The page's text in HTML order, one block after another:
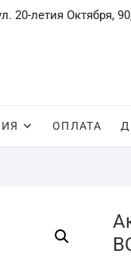
20-летия Октября,
ОПЛАТА